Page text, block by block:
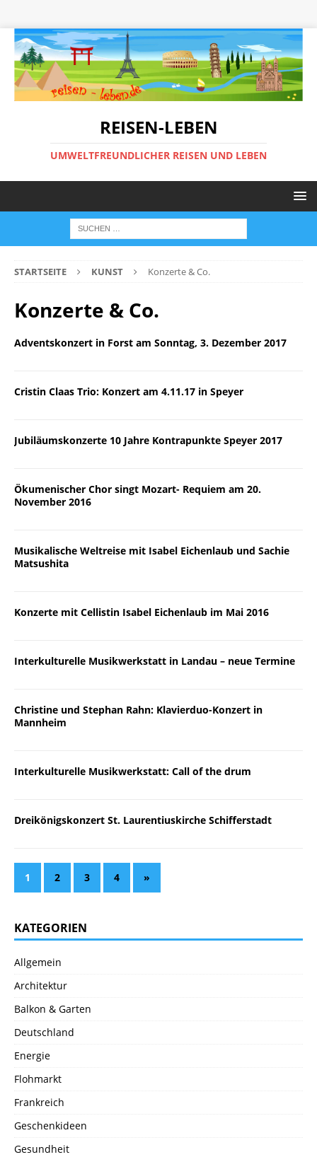
REISEN-LEBEN
UMWELTFREUNDLICHER REISEN UND LEBEN
STARTSEITE KUNST Konzerte & Co.
Konzerte & Co.
Adventskonzert in Forst am Sonntag, 3. Dezember 2017
Cristin Claas Trio: Konzert am 4.11.17 in Speyer
Jubiläumskonzerte 10 Jahre Kontrapunkte Speyer 2017
Ökumenischer Chor singt Mozart- Requiem am 20.
November 2016
Musikalische Weltreise mit Isabel Eichenlaub und Sachie
Matsushita
Konzerte mit Cellistin Isabel Eichenlaub im Mai 2016
Interkulturelle Musikwerkstatt in Landau – neue Termine
Christine und Stephan Rahn: Klavierduo-Konzert in
Mannheim
Interkulturelle Musikwerkstatt: Call of the drum
Dreikönigskonzert St. Laurentiuskirche Schifferstadt
1 2 3 4 »
KATEGORIEN
Allgemein
Architektur
Balkon & Garten
Deutschland
Energie
Flohmarkt
Frankreich
Geschenkideen
Gesundheit